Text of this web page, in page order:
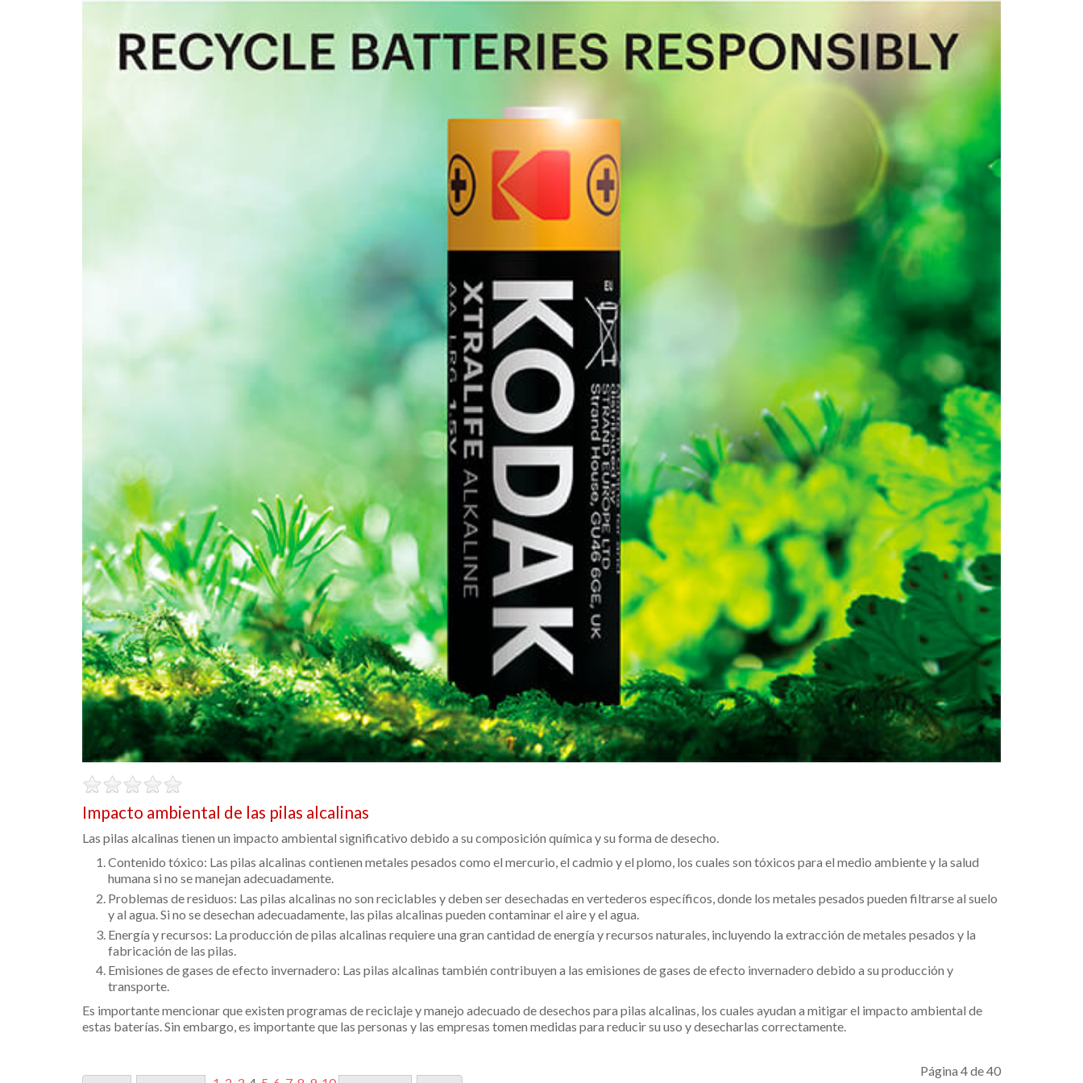
Impacto ambiental de las pilas alcalinas
Las pilas alcalinas tienen un impacto ambiental significativo debido a su composición química y su forma de desecho.
Contenido tóxico: Las pilas alcalinas contienen metales pesados como el mercurio, el cadmio y el plomo, los cuales son tóxicos para el medio ambiente y la salud
humana si no se manejan adecuadamente.
Problemas de residuos: Las pilas alcalinas no son reciclables y deben ser desechadas en vertederos específicos, donde los metales pesados pueden filtrarse al suelo
y al agua. Si no se desechan adecuadamente, las pilas alcalinas pueden contaminar el aire y el agua.
Energía y recursos: La producción de pilas alcalinas requiere una gran cantidad de energía y recursos naturales, incluyendo la extracción de metales pesados y la
fabricación de las pilas.
Emisiones de gases de efecto invernadero: Las pilas alcalinas también contribuyen a las emisiones de gases de efecto invernadero debido a su producción y
transporte.
Es importante mencionar que existen programas de reciclaje y manejo adecuado de desechos para pilas alcalinas, los cuales ayudan a mitigar el impacto ambiental de
estas baterías. Sin embargo, es importante que las personas y las empresas tomen medidas para reducir su uso y desecharlas correctamente.
Página 4 de 40